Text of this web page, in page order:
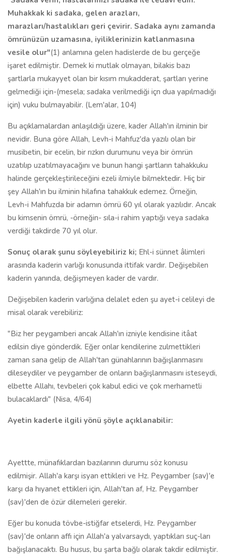
Muhakkak ki sadaka, gelen arazları,
marazları/hastalıkları geri çevirir. Sadaka aynı zamanda
ömrünüzün uzamasına, iyiliklerinizin katlanmasına
vesile olur"(1) anlamına gelen hadislerde de bu gerçeğe
işaret edilmiştir. Demek ki mutlak olmayan, bilakis bazı
şartlarla mukayyet olan bir kısım mukadderat, şartları yerine
gelmediği için-(mesela; sadaka verilmediği içn dua yapılmadığı
için) vuku bulmayabilir. (Lem'alar, 104)
Bu açıklamalardan anlaşıldığı üzere, kader Allah'ın ilminin bir
nevidir. Buna göre Allah, Levh-i Mahfuz'da yazılı olan bir
musibetin, bir ecelin, bir rızkın durumunu veya bir ömrün
uzatılıp uzatılmayacağını ve bunun hangi şartların tahakkuku
halinde gerçekleştirileceğini ezeli ilmiyle bilmektedir. Hiç bir
şey Allah'ın bu ilminin hilafına tahakkuk edemez. Örneğin,
Levh-i Mahfuzda bir adamın ömrü 60 yıl olarak yazılıdır. Ancak
bu kimsenin ömrü, -örneğin- sıla-i rahim yaptığı veya sadaka
verdiği takdirde 70 yıl olur.
Sonuç olarak şunu söyleyebiliriz ki; Ehl-i sünnet âlimleri
arasında kaderin varlığı konusunda ittifak vardır. Değişebilen
kaderin yanında, değişmeyen kader de vardır.
Değişebilen kaderin varlığına delalet eden şu ayet-i celileyi de
misal olarak verebiliriz:
"Biz her peygamberi ancak Allah'ın izniyle kendisine itâat
edilsin diye gönderdik. Eğer onlar kendilerine zulmettikleri
zaman sana gelip de Allah'tan günahlarının bağışlanmasını
dileseydiler ve peygamber de onların bağışlanmasını isteseydi,
elbette Allahı, tevbeleri çok kabul edici ve çok merhametli
bulacaklardı" (Nisa, 4/64)
Ayetin kaderle ilgili yönü şöyle açıklanabilir:
Ayettte, münafıklardan bazılarının durumu söz konusu
edilmişir. Allah'a karşı isyan ettikleri ve Hz. Peygamber (sav)'e
karşı da hıyanet ettikleri için, Allah'tan af, Hz. Peygamber
(sav)'den de özür dilemeleri gerekir.
Eğer bu konuda tövbe-istiğfar etselerdi, Hz. Peygamber
(sav)'de onların affı için Allah'a yalvarsaydı, yaptıkları suç-ları
bağışlanacaktı. Bu husus, bu şarta bağlı olarak takdir edilmiştir.